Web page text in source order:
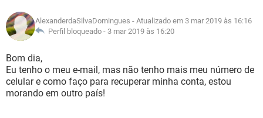
GUIA DE COMPRAS
INSTAGRAM GMAIL
GUIA DE COMPRAS
CELULAR
OUTLOOK EXCEL
INSTAGRAM
GUIA DE COMPRAS
JOGOS WHATSAPP
CELULAR
OUTLOOK
INSTAGRAM GMAIL
GLOSSÁRIO
JOGOS
CELULAR FACEBOOK
OUTLOOK
AlexanderdaSilvaDomingues - Atualizado em 3 mar 2019 às 16:16
Perfil bloqueado - 3 mar 2019 às 16:20
Bom dia,
Eu tenho o meu e-mail, mas não tenho mais meu número de
celular e como faço para recuperar minha conta, estou
morando em outro país!